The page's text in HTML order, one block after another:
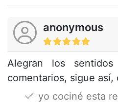
anonymous
Alegran los
comentarios, sigue así,
yo cociné esta